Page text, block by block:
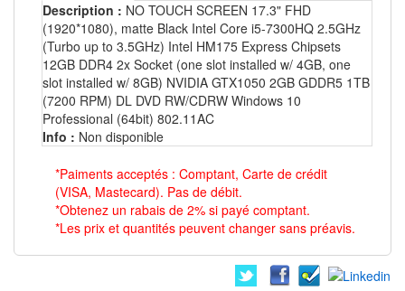
Description : NO TOUCH SCREEN 17.3" FHD
(1920*1080), matte Black Intel Core i5-7300HQ 2.5GHz
(Turbo up to 3.5GHz) Intel HM175 Express Chipsets
12GB DDR4 2x Socket (one slot installed w/ 4GB, one
slot installed w/ 8GB) NVIDIA GTX1050 2GB GDDR5 1TB
(7200 RPM) DL DVD RW/CDRW Windows 10
Professional (64bit) 802.11AC
Info : Non disponible
*Paiments acceptés : Comptant, Carte de crédit
(VISA, Mastecard). Pas de débit.
*Obtenez un rabais de 2% si payé comptant.
*Les prix et quantités peuvent changer sans préavis.